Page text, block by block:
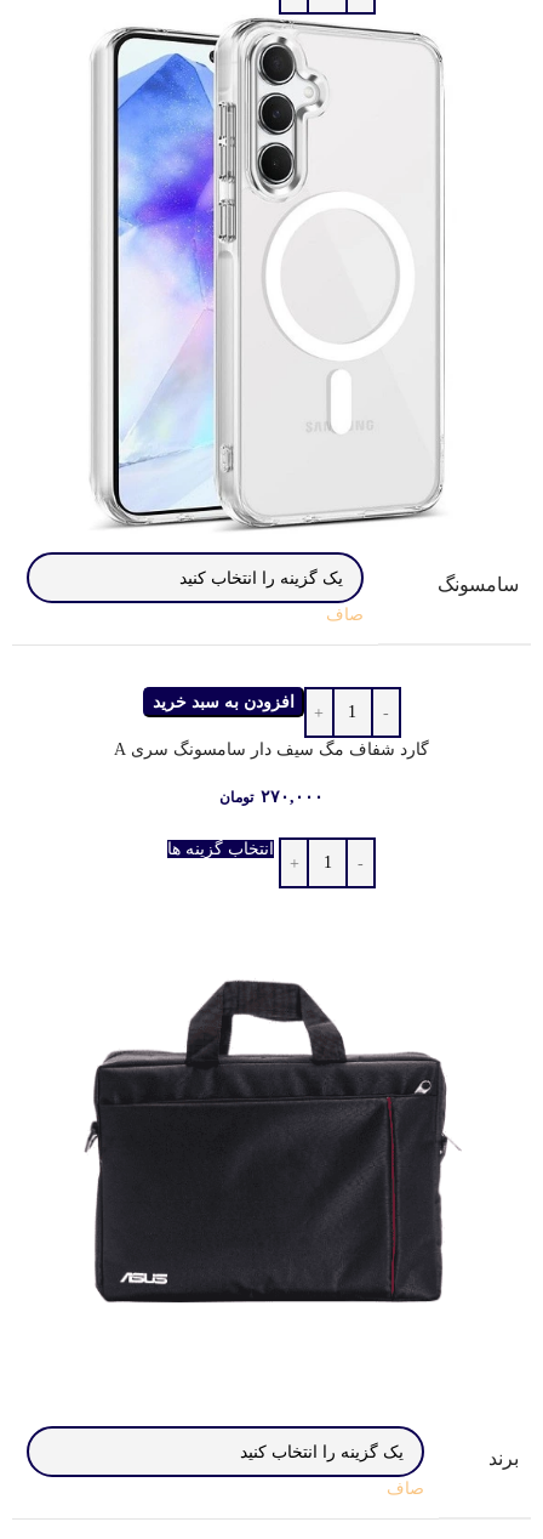
سامسونگ
صاف
افزودن به سبد خرید
گارد شفاف مگ‌ سیف دار سامسونگ سری A
۲۷۰,۰۰۰ تومان
انتخاب گزینه ها
برند
صاف